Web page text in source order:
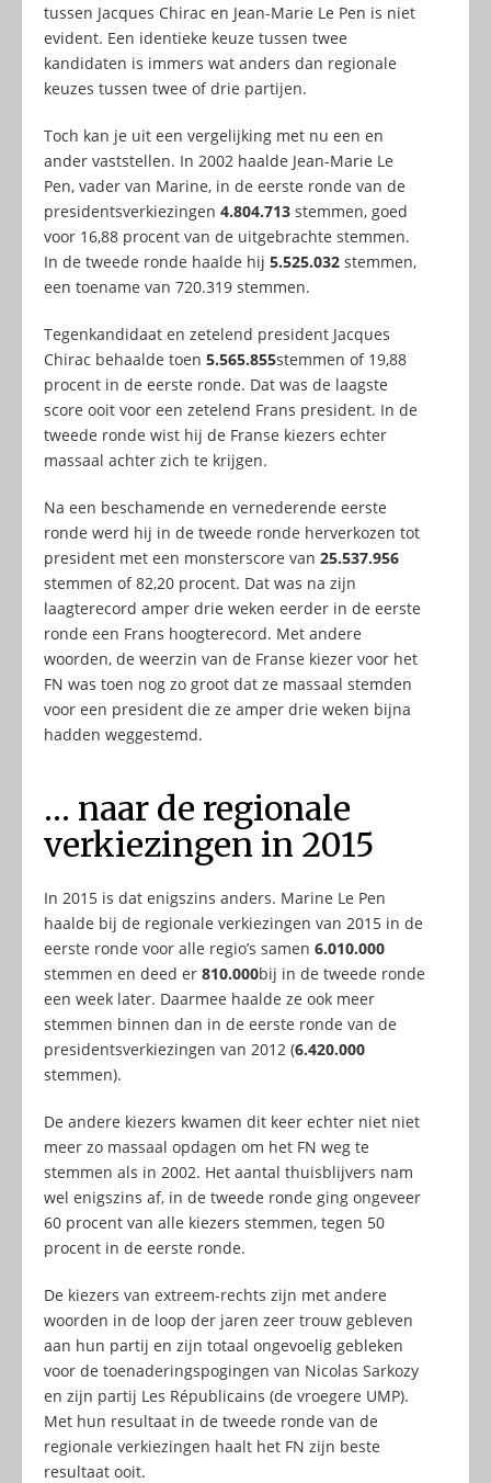
tussen Jacques Chirac en Jean-Marie Le Pen is niet
evident. Een identieke keuze tussen twee
kandidaten is immers wat anders dan regionale
keuzes tussen twee of drie partijen.
Toch kan je uit een vergelijking met nu een en
ander vaststellen. In 2002 haalde Jean-Marie Le
Pen, vader van Marine, in de eerste ronde van de
presidentsverkiezingen 4.804.713 stemmen, goed
voor 16,88 procent van de uitgebrachte stemmen.
In de tweede ronde haalde hij 5.525.032 stemmen,
een toename van 720.319 stemmen.
Tegenkandidaat en zetelend president Jacques
Chirac behaalde toen 5.565.855stemmen of 19,88
procent in de eerste ronde. Dat was de laagste
score ooit voor een zetelend Frans president. In de
tweede ronde wist hij de Franse kiezers echter
massaal achter zich te krijgen.
Na een beschamende en vernederende eerste
ronde werd hij in de tweede ronde herverkozen tot
president met een monsterscore van 25.537.956
stemmen of 82,20 procent. Dat was na zijn
laagterecord amper drie weken eerder in de eerste
ronde een Frans hoogterecord. Met andere
woorden, de weerzin van de Franse kiezer voor het
FN was toen nog zo groot dat ze massaal stemden
voor een president die ze amper drie weken bijna
hadden weggestemd.
… naar de regionale
verkiezingen in 2015
In 2015 is dat enigszins anders. Marine Le Pen
haalde bij de regionale verkiezingen van 2015 in de
eerste ronde voor alle regio’s samen 6.010.000
stemmen en deed er 810.000bij in de tweede ronde
een week later. Daarmee haalde ze ook meer
stemmen binnen dan in de eerste ronde van de
presidentsverkiezingen van 2012 (6.420.000
stemmen).
De andere kiezers kwamen dit keer echter niet niet
meer zo massaal opdagen om het FN weg te
stemmen als in 2002. Het aantal thuisblijvers nam
wel enigszins af, in de tweede ronde ging ongeveer
60 procent van alle kiezers stemmen, tegen 50
procent in de eerste ronde.
De kiezers van extreem-rechts zijn met andere
woorden in de loop der jaren zeer trouw gebleven
aan hun partij en zijn totaal ongevoelig gebleken
voor de toenaderingspogingen van Nicolas Sarkozy
en zijn partij Les Républicains (de vroegere UMP).
Met hun resultaat in de tweede ronde van de
regionale verkiezingen haalt het FN zijn beste
resultaat ooit.